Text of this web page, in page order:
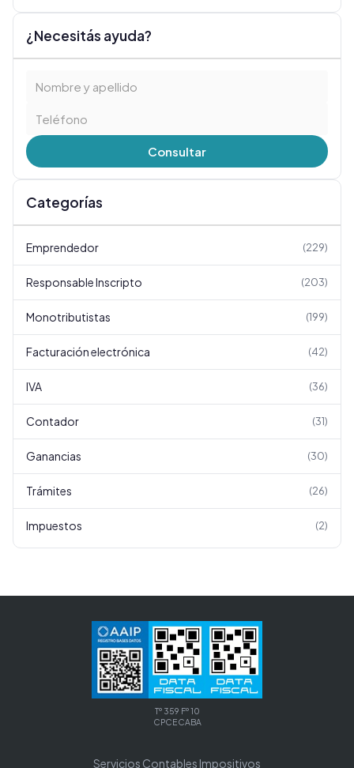
¿Necesitás ayuda?
Consultar
Categorías
Emprendedor (229)
Responsable Inscripto (203)
Monotributistas (199)
Facturación electrónica (42)
IVA (36)
Contador (31)
Ganancias (30)
Trámites (26)
Impuestos (2)
Tº 359 Fº 10
CPCECABA
Servicios Contables Impositivos